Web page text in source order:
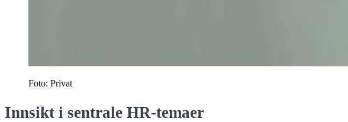
Foto: Privat
Innsikt i sentrale HR-temaer